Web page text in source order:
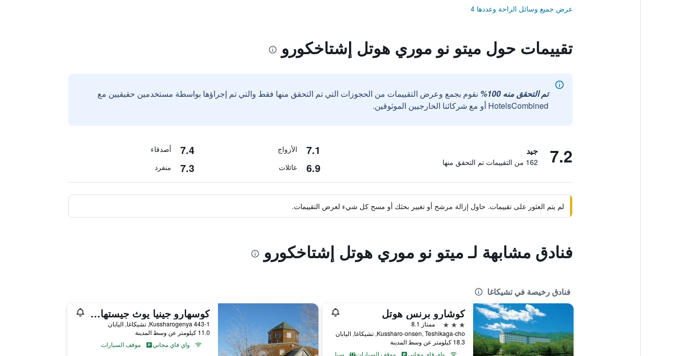
عرض جميع وسائل الراحة وعددها 4
تقييمات حول ميتو نو موري هوتل إشتاخكورو
تم التحقق منه 100%
نقوم بجمع وعرض التقييمات من الحجوزات التي تم التحقق منها فقط والتي تم إجراؤها بواسطة مستخدمين حقيقيين مع
HotelsCombined أو مع شركائنا الخارجيين الموثوقين.
7.2 جيد
162 من التقييمات تم التحقق منها
7.1 الأزواج 7.4 أصدقاء
6.9 عائلات 7.3 منفرد
لم يتم العثور على تقييمات. حاول إزالة مرشح أو تغيير بحثك أو مسح كل شيء لعرض التقييمات.
فنادق مشابهة لـ ميتو نو موري هوتل إشتاخكورو
فنادق رخيصة في تشيكاغا
كوشارو برنس هوتل
3 نجوم
ممتاز 8.1
Kussharo-onsen, Teshikaga-cho, تشيكاغا, اليابان
18.3 كيلومتر عن وسط المدينة
واي فاي مجاني
موقف السيارات سبا
كوسهارو جينيا يوث جيستهاوس – هوستل
Kussharogenya 443-1, تشيكاغا, اليابان
11.0 كيلومتر عن وسط المدينة
واي فاي مجاني
موقف السيارات